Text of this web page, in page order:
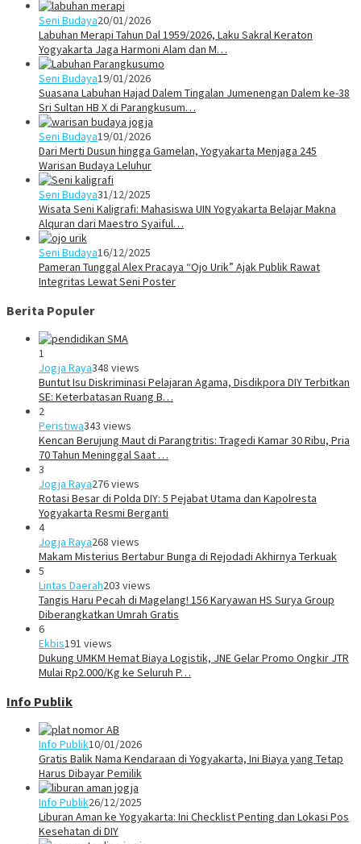
Seni Budaya20/01/2026
Labuhan Merapi Tahun Dal 1959/2026, Laku Sakral Keraton
Yogyakarta Jaga Harmoni Alam dan M…
Seni Budaya19/01/2026
Suasana Labuhan Hajad Dalem Tingalan Jumenengan Dalem ke-38
Sri Sultan HB X di Parangkusum…
Seni Budaya19/01/2026
Dari Merti Dusun hingga Gamelan, Yogyakarta Menjaga 245
Warisan Budaya Leluhur
Seni Budaya31/12/2025
Wisata Seni Kaligrafi: Mahasiswa UIN Yogyakarta Belajar Makna
Alquran dari Maestro Syaiful…
Seni Budaya16/12/2025
Pameran Tunggal Alex Pracaya “Ojo Urik” Ajak Publik Rawat
Integritas Lewat Seni Poster
Berita Populer
1
Jogja Raya348 views
Buntut Isu Diskriminasi Pelajaran Agama, Disdikpora DIY Terbitkan
SE: Keterbatasan Ruang B…
2
Peristiwa343 views
Kencan Berujung Maut di Parangtritis: Tragedi Kamar 30 Ribu, Pria
70 Tahun Meninggal Saat …
3
Jogja Raya276 views
Rotasi Besar di Polda DIY: 5 Pejabat Utama dan Kapolresta
Yogyakarta Resmi Berganti
4
Jogja Raya268 views
Makam Misterius Bertabur Bunga di Rejodadi Akhirnya Terkuak
5
Lintas Daerah203 views
Tangis Haru Pecah di Magelang! 156 Karyawan HS Surya Group
Diberangkatkan Umrah Gratis
6
Ekbis191 views
Dukung UMKM Hemat Biaya Logistik, JNE Gelar Promo Ongkir JTR
Mulai Rp2.000/Kg ke Seluruh P…
Info Publik
Info Publik10/01/2026
Gratis Balik Nama Kendaraan di Yogyakarta, Ini Biaya yang Tetap
Harus Dibayar Pemilik
Info Publik26/12/2025
Liburan Aman ke Yogyakarta: Ini Checklist Penting dan Lokasi Pos
Kesehatan di DIY